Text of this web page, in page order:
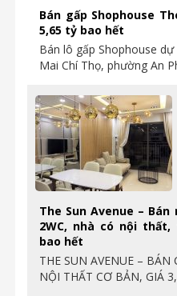
Bán gấp Shophouse
5,65 tỷ bao hết
Bán lô gấp Shophouse
Mai Chí Thọ, phường An
The Sun Avenue –
2WC, nhà có nội
bao hết
THE SUN AVENUE –
NỘI THẤT CƠ BẢN, GIÁ